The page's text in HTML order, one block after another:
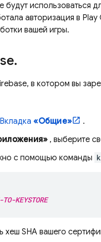
будут использоваться
авторизация в
вашей игры.
.
в котором вы
Вкладка«Общие»
.
, выберите
с помощью команды
TO-KEYSTORE
хеш SHA вашего